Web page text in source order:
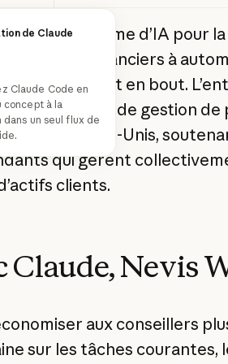
de Claude
Claude Code en
concept à la
dans un seul flux de
une plateforme d’IA pour
financiers à
de bout en bout.
des sociétés de gestion de
aux États-Unis,
qui gèrent
clients.
Claude, Nevis
aux conseillers
sur les tâches